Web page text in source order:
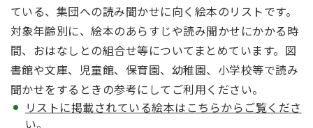
ている、集団への読み聞かせに向く絵本のリストです。
対象年齢別に、絵本のあらすじや読み聞かせにかかる時
間、おはなしとの組合せ等についてまとめています。図
書館や文庫、児童館、保育園、幼稚園、小学校等で読み
聞かせをするときの参考にしてご利用ください。
リストに掲載されている絵本はこちらからご覧くださ
い。